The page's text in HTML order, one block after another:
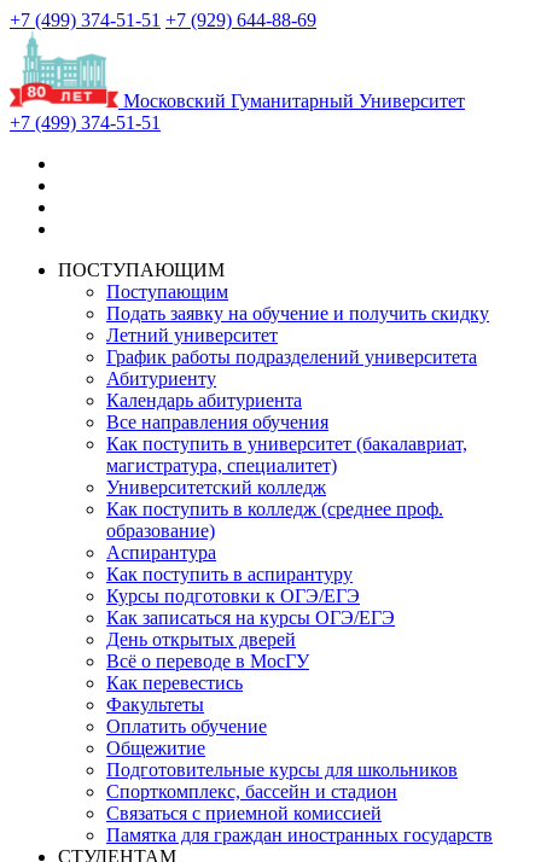
+7 (499) 374-51-51 +7 (929) 644-88-69
Московский Гуманитарный Университет
+7 (499) 374-51-51
ПОСТУПАЮЩИМ
Поступающим
Подать заявку на обучение и получить скидку
Летний университет
График работы подразделений университета
Абитуриенту
Календарь абитуриента
Все направления обучения
Как поступить в университет (бакалавриат,
магистратура, специалитет)
Университетский колледж
Как поступить в колледж (среднее проф.
образование)
Аспирантура
Как поступить в аспирантуру
Курсы подготовки к ОГЭ/ЕГЭ
Как записаться на курсы ОГЭ/ЕГЭ
День открытых дверей
Всё о переводе в МосГУ
Как перевестись
Факультеты
Оплатить обучение
Общежитие
Подготовительные курсы для школьников
Спорткомплекс, бассейн и стадион
Связаться с приемной комиссией
Памятка для граждан иностранных государств
СТУДЕНТАМ